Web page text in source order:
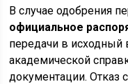
В случае одобрения
официальное
передачи в
академической
документации. Отказ